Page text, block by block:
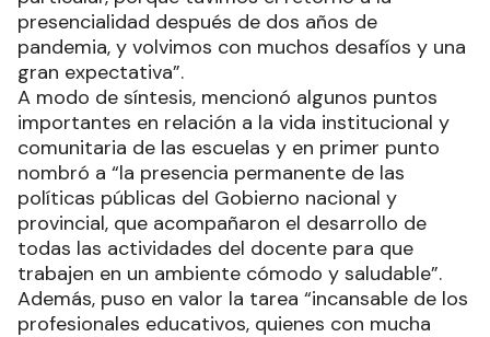
presencialidad después de dos años de
pandemia, y volvimos con muchos desafíos y una
gran expectativa”.
A modo de síntesis, mencionó algunos puntos
importantes en relación a la vida institucional y
comunitaria de las escuelas y en primer punto
nombró a “la presencia permanente de las
políticas públicas del Gobierno nacional y
provincial, que acompañaron el desarrollo de
todas las actividades del docente para que
trabajen en un ambiente cómodo y saludable”.
Además, puso en valor la tarea “incansable de los
profesionales educativos, quienes con mucha